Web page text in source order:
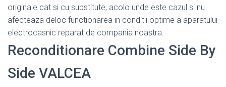
originale cat si cu substitute, acolo unde este cazul si nu
afecteaza deloc functionarea in conditii optime a aparatului
electrocasnic reparat de compania noastra.
Reconditionare Combine Side By
Side VALCEA